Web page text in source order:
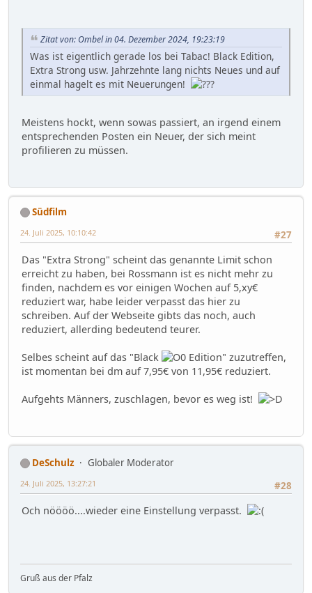
Zitat von: Ombel in 04. Dezember 2024, 19:23:19
Was ist eigentlich gerade los bei Tabac! Black Edition,
Extra Strong usw. Jahrzehnte lang nichts Neues und auf
einmal hagelt es mit Neuerungen!
Meistens hockt, wenn sowas passiert, an irgend einem
entsprechenden Posten ein Neuer, der sich meint
profilieren zu müssen.
Südfilm
#27
24. Juli 2025, 10:10:42
Das "Extra Strong" scheint das genannte Limit schon
erreicht zu haben, bei Rossmann ist es nicht mehr zu
finden, nachdem es vor einigen Wochen auf 5,xy€
reduziert war, habe leider verpasst das hier zu
schreiben. Auf der Webseite gibts das noch, auch
reduziert, allerding bedeutend teurer.
Selbes scheint auf das "Black
Edition" zuzutreffen,
ist momentan bei dm auf 7,95€ von 11,95€ reduziert.
Aufgehts Männers, zuschlagen, bevor es weg ist!
DeSchulz
Globaler Moderator
#28
24. Juli 2025, 13:27:21
Och nöööö....wieder eine Einstellung verpasst.
Gruß aus der Pfalz